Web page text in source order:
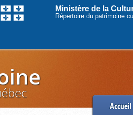
Ministère de la
Répertoire du patrimoine
Accueil